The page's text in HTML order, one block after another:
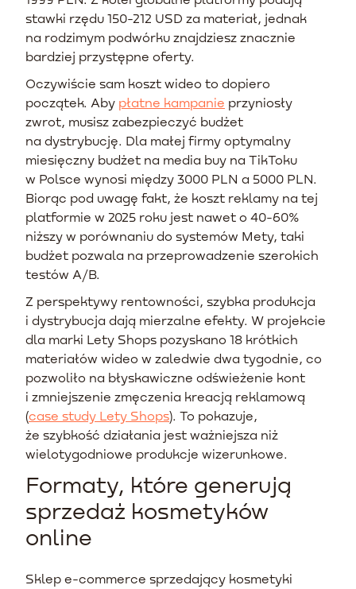
stawki rzędu 150-212 USD za materiał, jednak
na rodzimym podwórku znajdziesz znacznie
bardziej przystępne oferty.
Oczywiście sam koszt wideo to dopiero
początek. Aby płatne kampanie przyniosły
zwrot, musisz zabezpieczyć budżet
na dystrybucję. Dla małej firmy optymalny
miesięczny budżet na media buy na TikToku
w Polsce wynosi między 3000 PLN a 5000 PLN.
Biorąc pod uwagę fakt, że koszt reklamy na tej
platformie w 2025 roku jest nawet o 40-60%
niższy w porównaniu do systemów Mety, taki
budżet pozwala na przeprowadzenie szerokich
testów A/B.
Z perspektywy rentowności, szybka produkcja
i dystrybucja dają mierzalne efekty. W projekcie
dla marki Lety Shops pozyskano 18 krótkich
materiałów wideo w zaledwie dwa tygodnie, co
pozwoliło na błyskawiczne odświeżenie kont
i zmniejszenie zmęczenia kreacją reklamową
(case study Lety Shops). To pokazuje,
że szybkość działania jest ważniejsza niż
wielotygodniowe produkcje wizerunkowe.
Formaty, które generują
sprzedaż kosmetyków
online
Sklep e-commerce sprzedający kosmetyki